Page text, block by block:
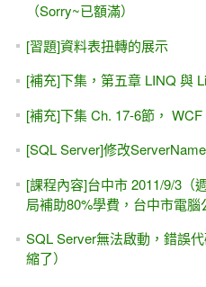
無限下拉的資料呈現 (類似
與 VirtualItemCount #2 範例 -
ASP.NET -IIS 與 檔案上傳的
列出本機（localhost）的使
Using DirectoryEntry
[ASP.NET 9.0 MVC] .NET
有哪些變化？